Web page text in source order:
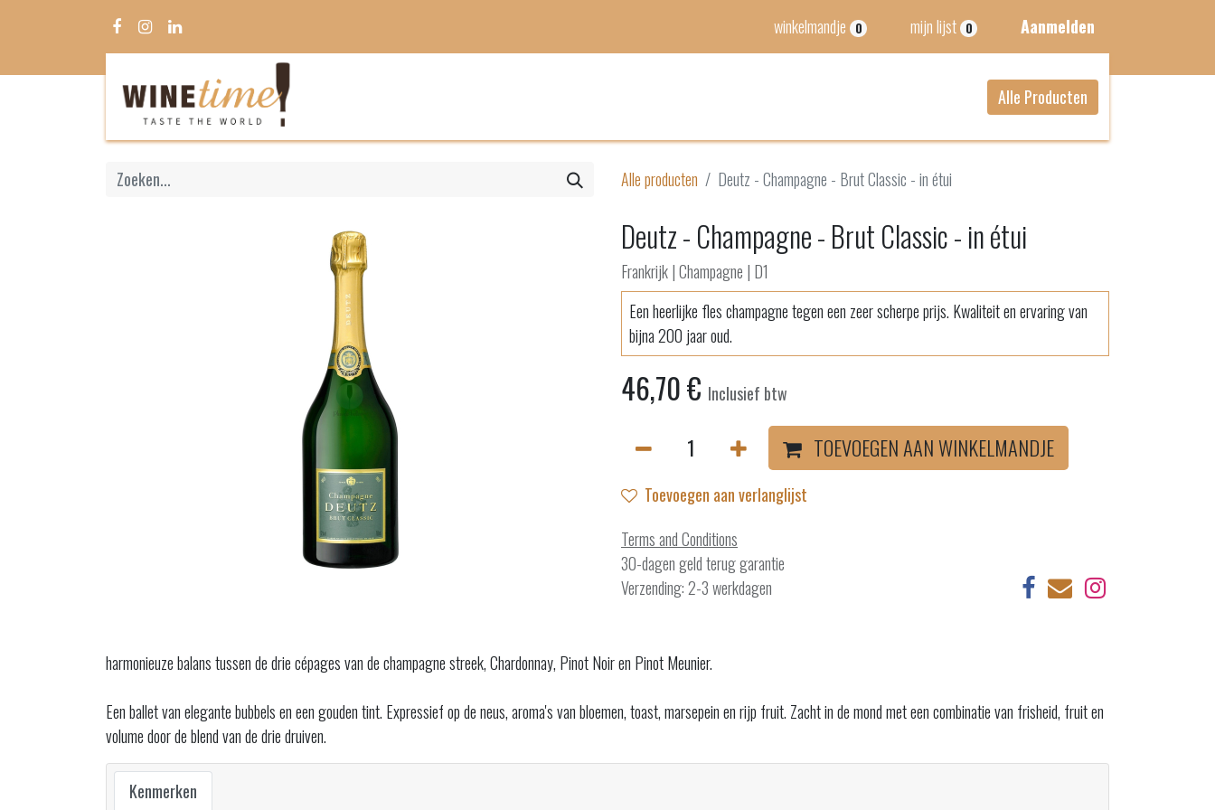
winkelmandje 0 mijn lijst 0 Aanmelden
Alle Producten
Alle producten Deutz - Champagne - Brut Classic - in étui
Deutz - Champagne - Brut Classic - in étui
Frankrijk | Champagne | D1
Een heerlijke fles champagne tegen een zeer scherpe prijs. Kwaliteit en ervaring van
bijna 200 jaar oud.
46,70€ Inclusief btw
TOEVOEGEN AAN WINKELMANDJE
Toevoegen aan verlanglijst
Terms and Conditions
30-dagen geld terug garantie
Verzending: 2-3 werkdagen
harmonieuze balans tussen de drie cépages van de champagne streek, Chardonnay, Pinot Noir en Pinot Meunier.
Een ballet van elegante bubbels en een gouden tint. Expressief op de neus, aroma's van bloemen, toast, marsepein en rijp fruit. Zacht in de mond met een combinatie van frisheid, fruit en
volume door de blend van de drie druiven.
Kenmerken